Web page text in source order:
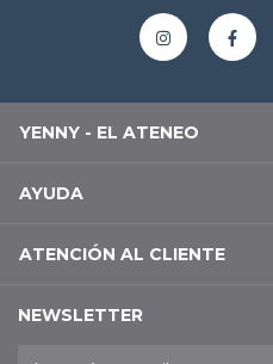
YENNY - EL ATENEO
AYUDA
ATENCIÓN AL CLIENTE
NEWSLETTER